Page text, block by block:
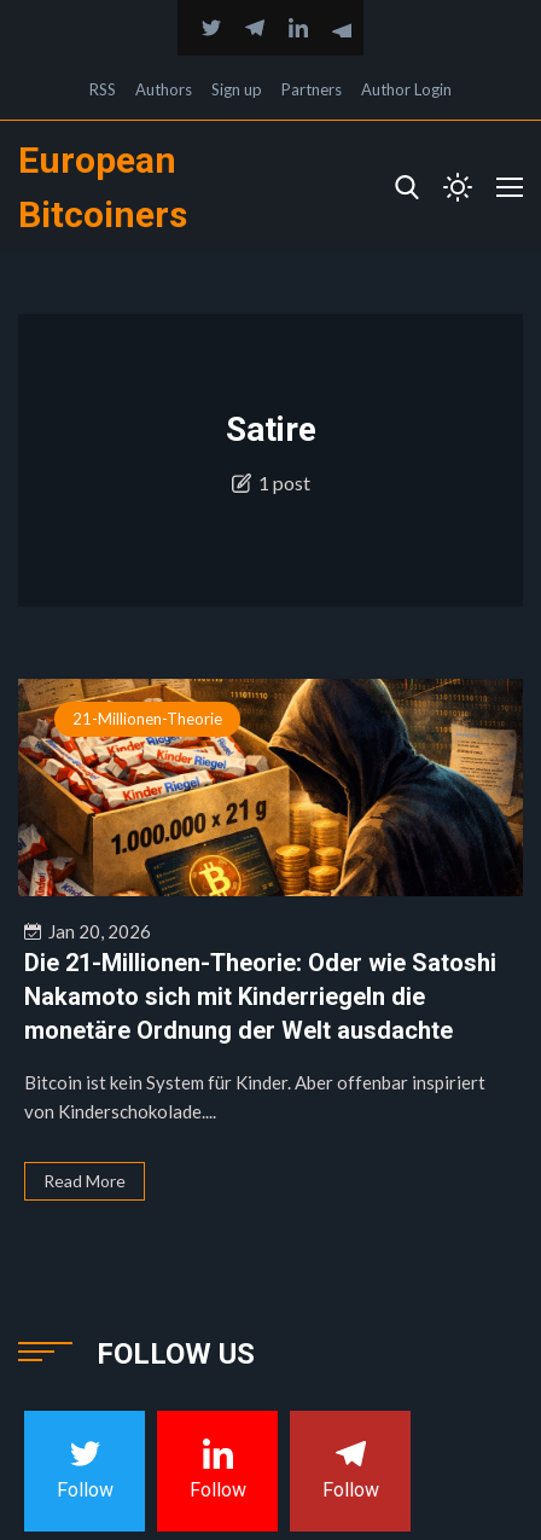
RSS Authors Sign up Partners Author Login
European
Bitcoiners
Satire
1 post
21-Millionen-Theorie
Jan 20, 2026
Die 21-Millionen-Theorie: Oder wie Satoshi
Nakamoto sich mit Kinderriegeln die
monetäre Ordnung der Welt ausdachte
Bitcoin ist kein System für Kinder. Aber offenbar inspiriert
von Kinderschokolade....
Read More
FOLLOW US
Follow Follow Follow